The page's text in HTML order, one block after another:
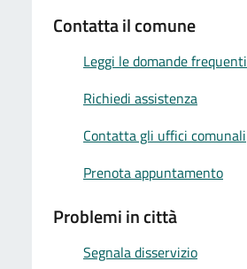
Contatta il comune
Leggi le domande frequenti
Richiedi assistenza
Contatta gli uffici comunali
Prenota appuntamento
Problemi in città
Segnala disservizio